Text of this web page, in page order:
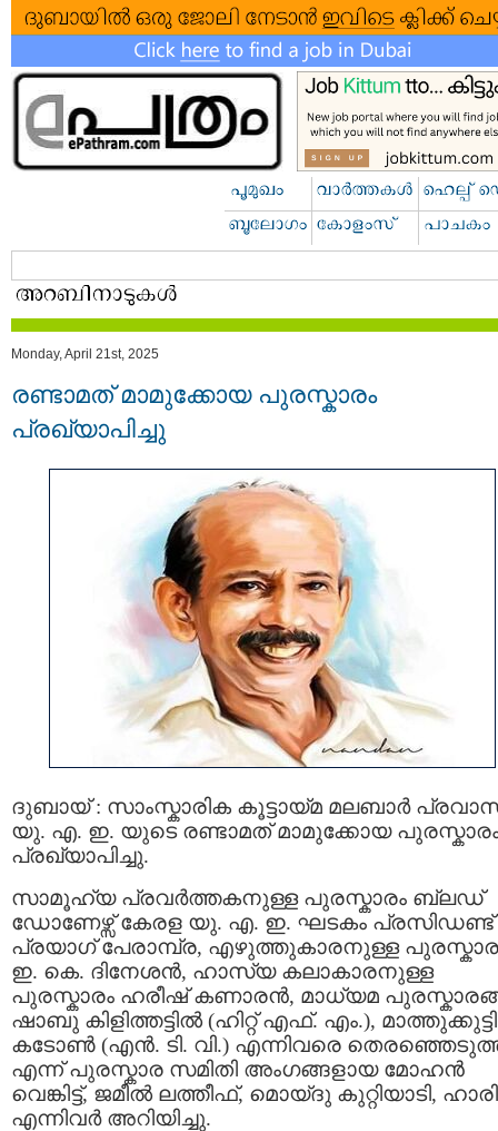
Monday, April 21st, 2025
രണ്ടാമത് മാമുക്കോയ പുരസ്കാരം
പ്രഖ്യാപിച്ചു
ദുബായ് : സാംസ്കാരിക കൂട്ടായ്മ മലബാർ
യു. എ. ഇ. യുടെ രണ്ടാമത് മാമുക്കോയ
പ്രഖ്യാപിച്ചു.
സാമൂഹ്യ പ്രവർത്തകനുള്ള പുരസ്കാരം ബ്ലഡ്
ഡോണേഴ്സ് കേരള യു. എ. ഇ. ഘടകം പ്രസിഡണ്ട്
പ്രയാഗ് പേരാമ്പ്ര, എഴുത്തുകാരനുള്ള
ഇ. കെ. ദിനേശൻ, ഹാസ്യ കലാകാരനുള്ള
പുരസ്കാരം ഹരീഷ് കണാരൻ, മാധ്യമ
ഷാബു കിളിത്തട്ടിൽ (ഹിറ്റ് എഫ്. എം.), മാത്തുക്കുട്ടി
കടോൺ (എൻ. ടി. വി.) എന്നിവരെ
എന്ന് പുരസ്കാര സമിതി അംഗങ്ങളായ മോഹൻ
വെങ്കിട്ട്, ജമീൽ ലത്തീഫ്, മൊയ്‌ദു കുറ്റിയാടി,
എന്നിവർ അറിയിച്ചു.